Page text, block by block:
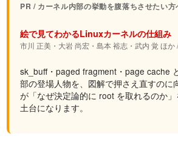
PR / カーネル内部の挙動を腹落ちさせたい方
絵で見てわかるLinuxカーネルの仕組み
市川 正美・大岩 尚宏・島本 裕志・武内 覚 ほか
sk_buff・paged fragment・page cache
部の登場人物を、図解で押さえ直すのに
が「なぜ決定論的に root を取れるのか
土台になります。